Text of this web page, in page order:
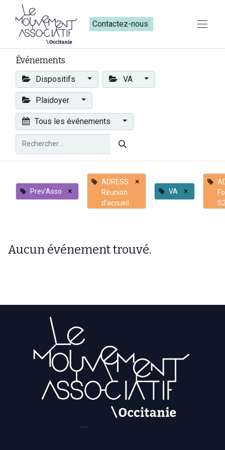
Contactez-nous​​
Événements
Dispositifs VA
Plaidoyer
Tous les événements
Prev'Asso ×
ADRESS
Réunion
d'accueil
×
VA ×
Aucun événement trouvé.